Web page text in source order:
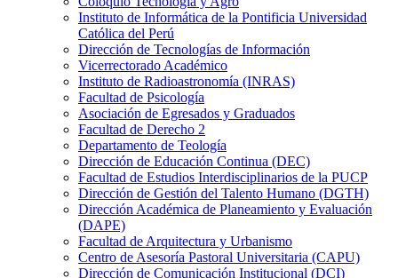
Instituto de Informática de la Pontificia Universidad
Católica del Perú
Dirección de Tecnologías de Información
Vicerrectorado Académico
Instituto de Radioastronomía (INRAS)
Facultad de Psicología
Asociación de Egresados y Graduados
Facultad de Derecho 2
Departamento de Teología
Dirección de Educación Continua (DEC)
Facultad de Estudios Interdisciplinarios de la PUCP
Dirección de Gestión del Talento Humano (DGTH)
Dirección Académica de Planeamiento y Evaluación
(DAPE)
Facultad de Arquitectura y Urbanismo
Centro de Asesoría Pastoral Universitaria (CAPU)
Dirección de Comunicación Institucional (DCI)